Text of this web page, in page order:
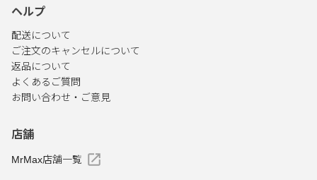
ヘルプ
配送について
ご注文のキャンセルについて
返品について
よくあるご質問
お問い合わせ・ご意見
店舗
MrMax店舗一覧